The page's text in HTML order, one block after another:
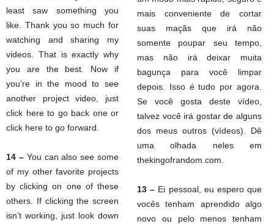
least saw something you
like. Thank you so much for
watching and sharing my
videos. That is exactly why
you are the best. Now if
you’re in the mood to see
another project video, just
click here to go back one or
click here to go forward.
14 – You can also see some
of my other favorite projects
by clicking on one of these
others. If clicking the screen
isn’t working, just look down
mais conveniente de cortar
suas maçãs que irá não
somente poupar seu tempo,
mas não irá deixar muita
bagunça para você limpar
depois. Isso é tudo por agora.
Se você gosta deste vídeo,
talvez você irá gostar de alguns
dos meus outros (vídeos). Dê
uma olhada neles em
thekingofrandom.com.
13 – Ei pessoal, eu espero que
vocês tenham aprendido algo
novo ou pelo menos tenham